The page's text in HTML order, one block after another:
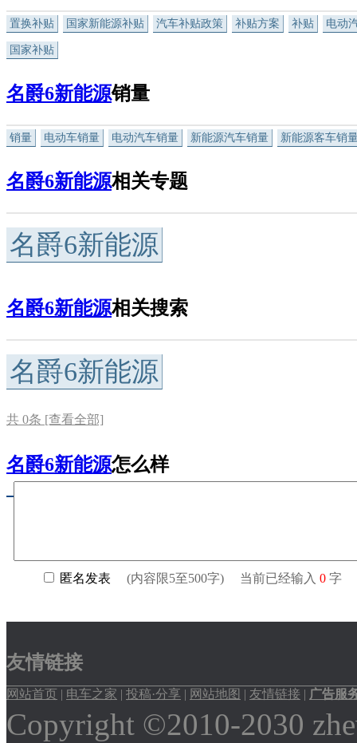
置换补贴 国家新能源补贴 汽车补贴政策 补贴方案 补贴 电动
国家补贴
名爵6新能源销量
销量 电动车销量 电动汽车销量 新能源汽车销量 新能源客车销
名爵6新能源相关专题
名爵6新能源
名爵6新能源相关搜索
名爵6新能源
共 0条 [查看全部]
名爵6新能源怎么样
友情链接
网站首页 | 电车之家 | 投稿·分享 | 网站地图 | 友情链接 | 广告服
Copyright ©2010-2030